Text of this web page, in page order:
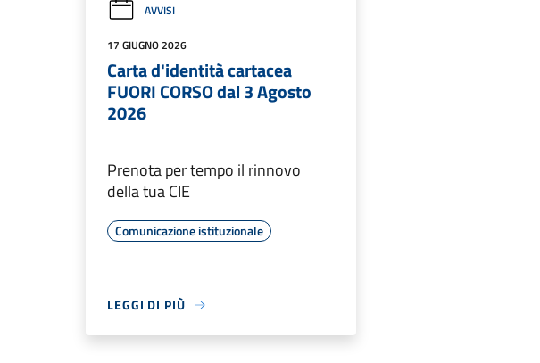
AVVISI
17 GIUGNO 2026
Carta d'identità cartacea
FUORI CORSO dal 3 Agosto
2026
Prenota per tempo il rinnovo
della tua CIE
Comunicazione istituzionale
LEGGI DI PIÙ